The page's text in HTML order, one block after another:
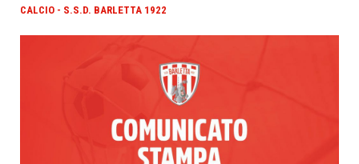
CALCIO - S.S.D. BARLETTA 1922